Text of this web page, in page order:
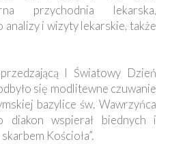
przychodnia lekarska,
analizy i wizyty lekarskie, także
I Światowy Dzień
się modlitewne czuwanie
bazylice św. Wawrzyńca
diakon wspierał biednych i
Kościoła”.